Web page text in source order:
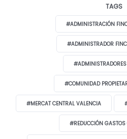
TAGS
#ADMINISTRACIÓN
#ADMINISTRADOR
#COMUNIDAD
#MERCAT CENTRAL VALENCIA
#REDUCCIÓN